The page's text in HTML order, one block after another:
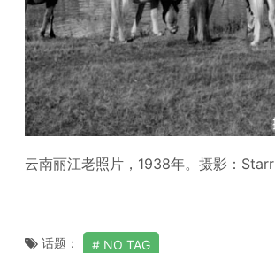
云南丽江老照片，1938年。摄影：Starr
话题： NO TAG